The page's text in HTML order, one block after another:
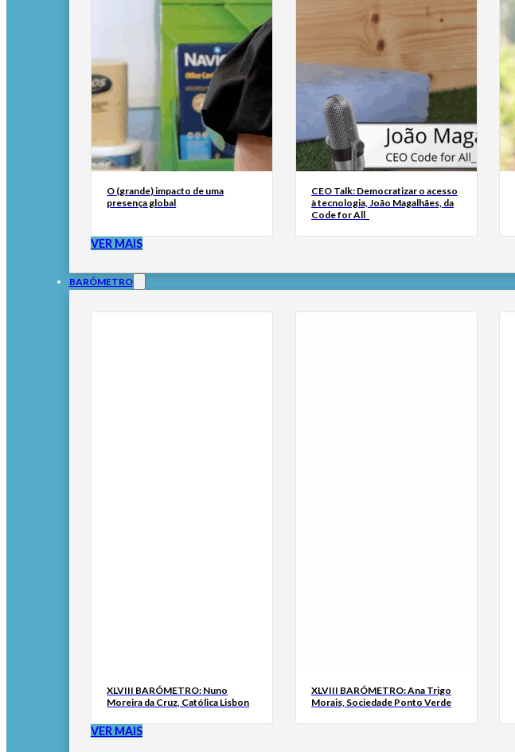
O (grande) impacto de uma
presença global
CEO Talk: Democratizar o acesso
à tecnologia, João Magalhães, da
Code for All_
VER MAIS
BARÓMETRO
XLVIII BARÓMETRO: Nuno
Moreira da Cruz, Católica Lisbon
XLVIII BARÓMETRO: Ana Trigo
Morais, Sociedade Ponto Verde
VER MAIS